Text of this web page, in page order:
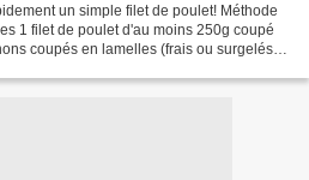
un simple filet de poulet! Méthode
1 filet de poulet d'au moins 250g coupé
coupés en lamelles (frais ou surgelés) 1